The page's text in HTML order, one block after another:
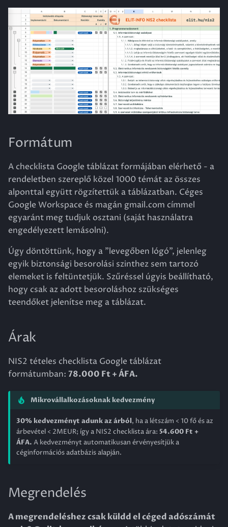
Formátum
A checklista Google táblázat formájában elérhető - a
rendeletben szereplő közel 1000 témát az összes
alponttal együtt rögzítettük a táblázatban. Céges
Google Workspace és magán gmail.com címmel
egyaránt meg tudjuk osztani (saját használatra
engedélyezett lemásolni).
Úgy döntöttünk, hogy a "levegőben lógó", jelenleg
egyik biztonsági besorolási szinthez sem tartozó
elemeket is feltüntetjük. Szűréssel úgyis beállítható,
hogy csak az adott besoroláshoz szükséges
teendőket jelenítse meg a táblázat.
Árak
NIS2 tételes checklista Google táblázat
formátumban: 78.000 Ft + ÁFA.
Mikrovállalkozásoknak kedvezmény
30% kedvezményt adunk az árból, ha a létszám < 10 fő és az
árbevétel < 2MEUR; így a NIS2 checklista ára: 54.600 Ft +
ÁFA. A kedvezményt automatikusan érvényesítjük a
céginformációs adatbázis alapján.
Megrendelés
A megrendeléshez csak küldd el céged adószámát